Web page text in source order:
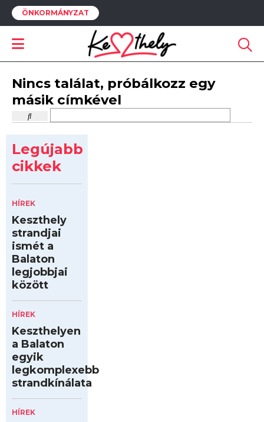
ÖNKORMÁNYZAT
Nincs találat, próbálkozz egy
másik címkével
Legújabb
cikkek
HÍREK
Keszthely
strandjai
ismét a
Balaton
legjobbjai
között
HÍREK
Keszthelyen
a Balaton
egyik
legkomplexebb
strandkínálata
HÍREK